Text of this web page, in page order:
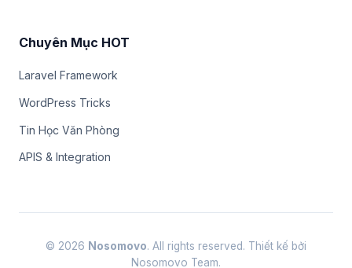
Chuyên Mục HOT
Laravel Framework
WordPress Tricks
Tin Học Văn Phòng
APIS & Integration
© 2026 Nosomovo. All rights reserved. Thiết kế bởi
Nosomovo Team.